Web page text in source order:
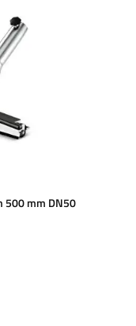
500 mm DN50